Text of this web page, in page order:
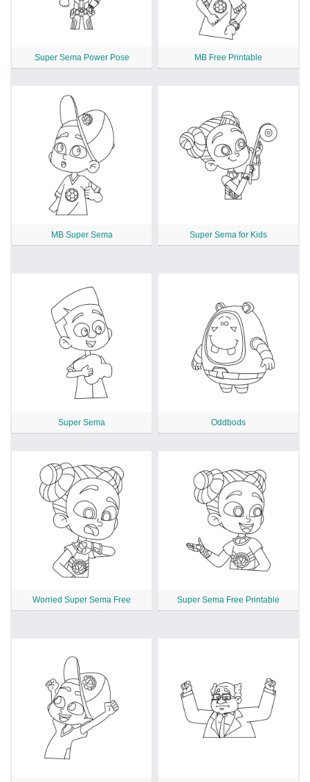
Super Sema Power Pose MB Free Printable
MB Super Sema Super Sema for Kids
Super Sema Oddbods
Worried Super Sema Free Super Sema Free Printable